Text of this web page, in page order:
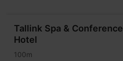
Tallink Spa & Conference
Hotel
100m